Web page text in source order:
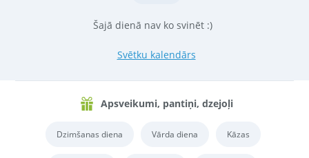
Šajā dienā nav ko svinēt :)
Svētku kalendārs
Apsveikumi, pantiņi, dzejoļi
Dzimšanas diena Vārda diena Kāzas